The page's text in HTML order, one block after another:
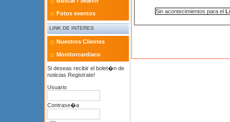
Fotos eventos
LINK DE INTERES
Nuestros Clientes
Monitorcardiaco
Si deseas recibir el bolet�n de
noticias Registrate!
Usuario
Contrase�a
Sin acontecimientos para el